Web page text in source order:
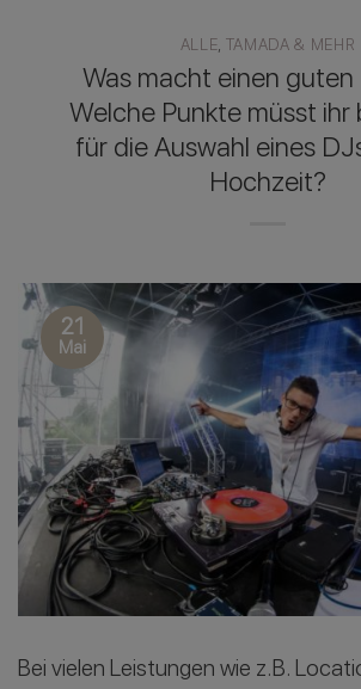
ALLE TAMADA & MEHR
Was macht einen guten
Welche Punkte müsst ihr
für die Auswahl eines
Hochzeit?
21
Mai
Bei vielen Leistungen wie z.B.